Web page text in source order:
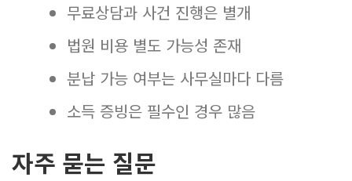
무료상담과 사건 진행은 별개
법원 비용 별도 가능성 존재
분납 가능 여부는 사무실마다 다름
소득 증빙은 필수인 경우 많음
자주 묻는 질문